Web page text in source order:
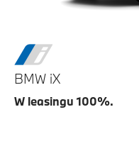
BMW iX
W leasingu 100%.